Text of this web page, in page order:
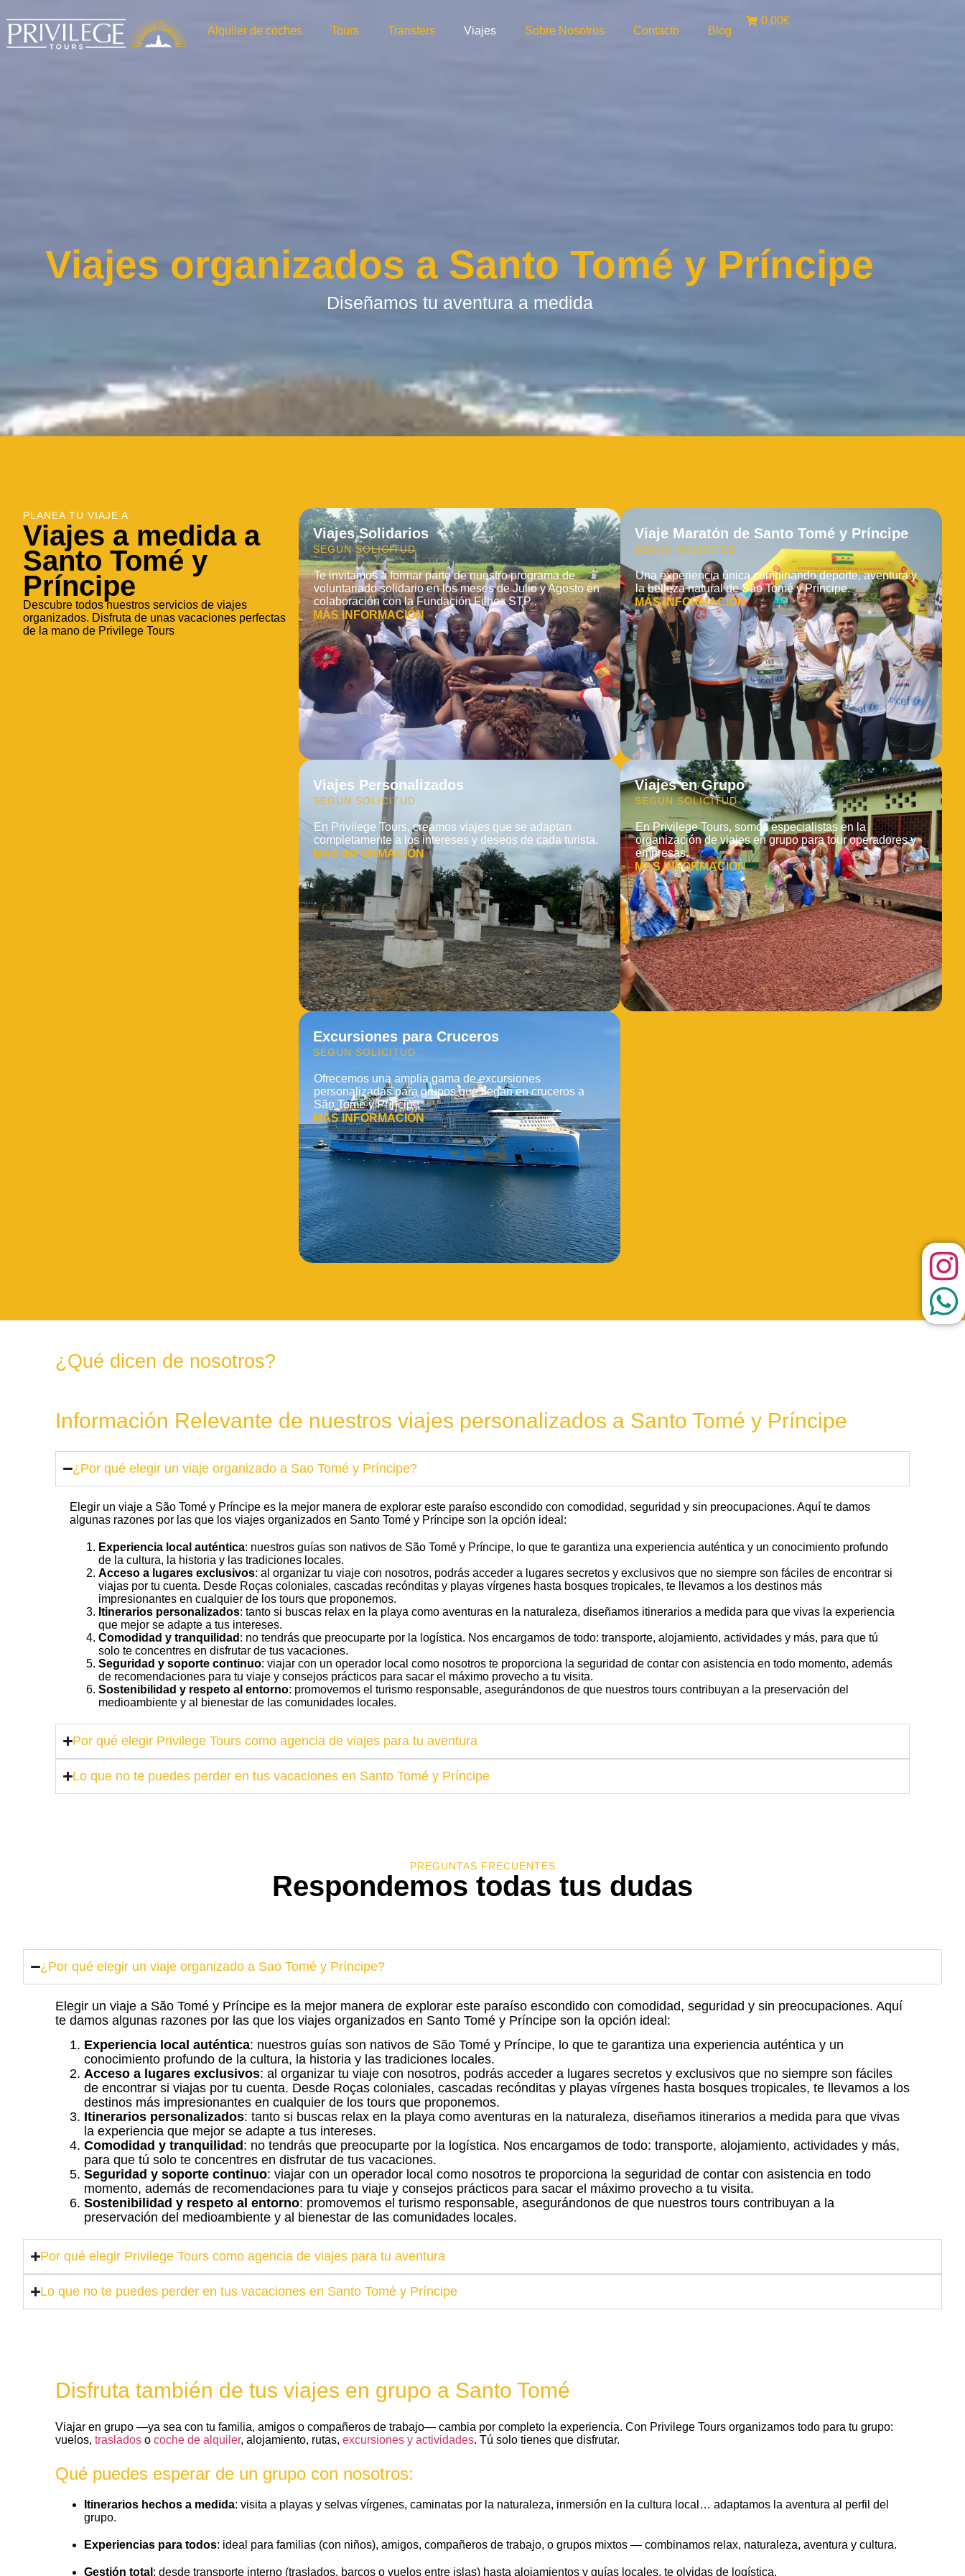
Alquiler de coches Tours Transfers Viajes Sobre Nosotros Contacto Blog
0,00€
Viajes organizados a Santo Tomé y Príncipe
Diseñamos tu aventura a medida
PLANEA TU VIAJE A
Viajes a medida a
Santo Tomé y
Príncipe
Descubre todos nuestros servicios de viajes
organizados. Disfruta de unas vacaciones perfectas
de la mano de Privilege Tours
Viajes Solidarios
SEGUN SOLICITUD
Te invitamos a formar parte de nuestro programa de
voluntariado solidario en los meses de Julio y Agosto en
colaboración con la Fundación Filhos STP .
MÁS INFORMACIÓN
Viaje Maratón de Santo Tomé y Príncipe
SEGUN SOLICITUD
Una experiencia única combinando deporte, aventura y
la belleza natural de São Tomé y Príncipe.
MÁS INFORMACIÓN
Viajes Personalizados
SEGUN SOLICITUD
En Privilege Tours, creamos viajes que se adaptan
completamente a los intereses y deseos de cada turista.
MÁS INFORMACIÓN
Viajes en Grupo
SEGUN SOLICITUD
En Privilege Tours, somos especialistas en la
organización de viajes en grupo para tour operadores y
empresas.
MÁS INFORMACIÓN
Excursiones para Cruceros
SEGUN SOLICITUD
Ofrecemos una amplia gama de excursiones
personalizadas para grupos que llegan en cruceros a
São Tomé y Príncipe
MÁS INFORMACIÓN
¿Qué dicen de nosotros?
Información Relevante de nuestros viajes personalizados a Santo Tomé y Príncipe
¿Por qué elegir un viaje organizado a Sao Tomé y Príncipe?
Elegir un viaje a São Tomé y Príncipe es la mejor manera de explorar este paraíso escondido con comodidad, seguridad y sin preocupaciones. Aquí te damos
algunas razones por las que los viajes organizados en Santo Tomé y Príncipe son la opción ideal:
Experiencia local auténtica: nuestros guías son nativos de São Tomé y Príncipe, lo que te garantiza una experiencia auténtica y un conocimiento profundo
de la cultura, la historia y las tradiciones locales.
Acceso a lugares exclusivos: al organizar tu viaje con nosotros, podrás acceder a lugares secretos y exclusivos que no siempre son fáciles de encontrar si
viajas por tu cuenta. Desde Roças coloniales, cascadas recónditas y playas vírgenes hasta bosques tropicales, te llevamos a los destinos más
impresionantes en cualquier de los tours que proponemos.
Itinerarios personalizados: tanto si buscas relax en la playa como aventuras en la naturaleza, diseñamos itinerarios a medida para que vivas la experiencia
que mejor se adapte a tus intereses.
Comodidad y tranquilidad : no tendrás que preocuparte por la logística. Nos encargamos de todo: transporte, alojamiento, actividades y más, para que tú
solo te concentres en disfrutar de tus vacaciones.
Seguridad y soporte continuo: viajar con un operador local como nosotros te proporciona la seguridad de contar con asistencia en todo momento, además
de recomendaciones para tu viaje y consejos prácticos para sacar el máximo provecho a tu visita.
Sostenibilidad y respeto al entorno: promovemos el turismo responsable, asegurándonos de que nuestros tours contribuyan a la preservación del
medioambiente y al bienestar de las comunidades locales.
Por qué elegir Privilege Tours como agencia de viajes para tu aventura
Lo que no te puedes perder en tus vacaciones en Santo Tomé y Príncipe
PREGUNTAS FRECUENTES
Respondemos todas tus dudas
¿Por qué elegir un viaje organizado a Sao Tomé y Príncipe?
Elegir un viaje a São Tomé y Príncipe es la mejor manera de explorar este paraíso escondido con comodidad, seguridad y sin preocupaciones. Aquí
te damos algunas razones por las que los viajes organizados en Santo Tomé y Príncipe son la opción ideal:
Experiencia local auténtica: nuestros guías son nativos de São Tomé y Príncipe, lo que te garantiza una experiencia auténtica y un
conocimiento profundo de la cultura, la historia y las tradiciones locales.
Acceso a lugares exclusivos: al organizar tu viaje con nosotros, podrás acceder a lugares secretos y exclusivos que no siempre son fáciles
de encontrar si viajas por tu cuenta. Desde Roças coloniales, cascadas recónditas y playas vírgenes hasta bosques tropicales, te llevamos a los
destinos más impresionantes en cualquier de los tours que proponemos.
Itinerarios personalizados: tanto si buscas relax en la playa como aventuras en la naturaleza, diseñamos itinerarios a medida para que vivas
la experiencia que mejor se adapte a tus intereses.
Comodidad y tranquilidad: no tendrás que preocuparte por la logística. Nos encargamos de todo: transporte, alojamiento, actividades y más,
para que tú solo te concentres en disfrutar de tus vacaciones.
Seguridad y soporte continuo: viajar con un operador local como nosotros te proporciona la seguridad de contar con asistencia en todo
momento, además de recomendaciones para tu viaje y consejos prácticos para sacar el máximo provecho a tu visita.
Sostenibilidad y respeto al entorno: promovemos el turismo responsable, asegurándonos de que nuestros tours contribuyan a la
preservación del medioambiente y al bienestar de las comunidades locales.
Por qué elegir Privilege Tours como agencia de viajes para tu aventura
Lo que no te puedes perder en tus vacaciones en Santo Tomé y Príncipe
Disfruta también de tus viajes en grupo a Santo Tomé
Viajar en grupo —ya sea con tu familia, amigos o compañeros de trabajo— cambia por completo la experiencia. Con Privilege Tours organizamos todo para tu grupo:
vuelos, traslados o coche de alquiler, alojamiento, rutas, excursiones y actividades. Tú solo tienes que disfrutar.
Qué puedes esperar de un grupo con nosotros:
Itinerarios hechos a medida: visita a playas y selvas vírgenes, caminatas por la naturaleza, inmersión en la cultura local… adaptamos la aventura al perfil del
grupo.
Experiencias para todos: ideal para familias (con niños), amigos, compañeros de trabajo, o grupos mixtos — combinamos relax, naturaleza, aventura y cultura.
Gestión total : desde transporte interno (traslados, barcos o vuelos entre islas) hasta alojamientos y guías locales, te olvidas de logística.